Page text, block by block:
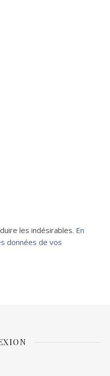
les indésirables. En
données de vos